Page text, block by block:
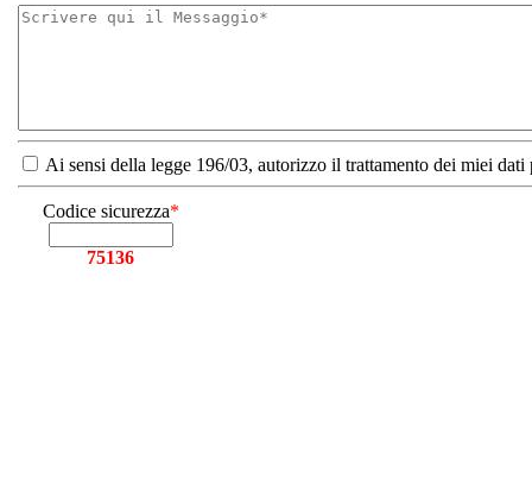
Ai sensi della legge 196/03, autorizzo il trattamento dei miei
Codice sicurezza*
75136